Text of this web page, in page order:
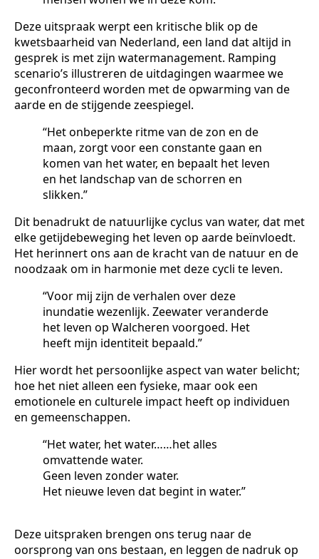
Deze uitspraak werpt een kritische blik op de
kwetsbaarheid van Nederland, een land dat altijd in
gesprek is met zijn watermanagement. Ramping
scenario’s illustreren de uitdagingen waarmee we
geconfronteerd worden met de opwarming van de
aarde en de stijgende zeespiegel.
“Het onbeperkte ritme van de zon en de
maan, zorgt voor een constante gaan en
komen van het water, en bepaalt het leven
en het landschap van de schorren en
slikken.”
Dit benadrukt de natuurlijke cyclus van water, dat met
elke getijdebeweging het leven op aarde beïnvloedt.
Het herinnert ons aan de kracht van de natuur en de
noodzaak om in harmonie met deze cycli te leven.
“Voor mij zijn de verhalen over deze
inundatie wezenlijk. Zeewater veranderde
het leven op Walcheren voorgoed. Het
heeft mijn identiteit bepaald.”
Hier wordt het persoonlijke aspect van water belicht;
hoe het niet alleen een fysieke, maar ook een
emotionele en culturele impact heeft op individuen
en gemeenschappen.
“Het water, het water……het alles
omvattende water.
Geen leven zonder water.
Het nieuwe leven dat begint in water.”
Deze uitspraken brengen ons terug naar de
oorsprong van ons bestaan, en leggen de nadruk op